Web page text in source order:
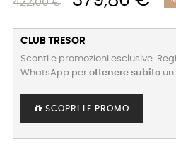
CLUB TRESOR
Sconti e promozioni esclusive.
WhatsApp per ottenere subito un
SCOPRI LE PROMO